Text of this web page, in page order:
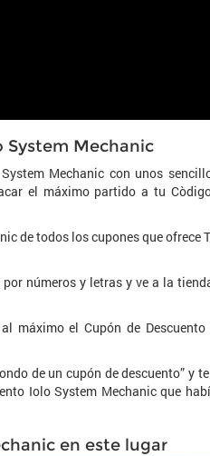
System Mechanic
Mechanic con unos
el máximo partido a tu
de todos los cupones que ofrece
números y letras y ve a la
máximo el Cupón de
de un cupón de descuento” y
Iolo System Mechanic que
en este lugar